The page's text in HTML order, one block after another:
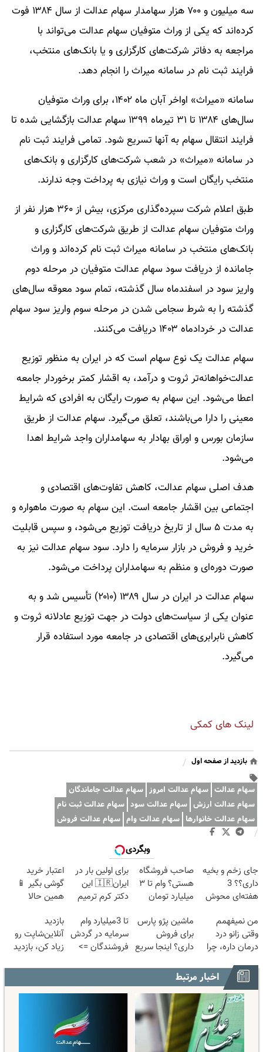
سه میلیون و ۷۰۰ هزار سهامدار سهام عدالت از سال ۱۳۸۴ فوت
کرده‌اند که یکی از وراث متوفیان سهام عدالت می‌تواند با
مراجعه به دفاتر شرکت‌های کارگزاری و یا بانک‌های منتخب،
فرایند ثبت نام در سامانه میراث را انجام دهد.
سامانه «میراث» اواخر آبان ماه ۱۴۰۲، برای وراث متوفیان
سال‌های ۱۳۸۴ تا ۳۱ تیرماه ۱۳۹۹ سهام عدالت بازگشایی شده تا
فرایند انتقال سهام به آنها تسریع شود. تمامی فرایند ثبت نام
در سامانه «میراث» در شعب شرکت‌های کارگزاری و بانک‌های
منتخب رایگان است و وراث نیازی به پرداخت وجه ندارند.
طبق اعلام شرکت سپرده‌گذاری مرکزی، بیش از ۳۶۰ هزار نفر از
وراث متوفیان سهام عدالت از طریق شرکت‌های کارگزاری و
بانک‌های منتخب در سامانه میراث ثبت نام کرده‌اند و وراث
جامانده از دریافت سود سهام عدالت متوفیان در مرحله دوم
واریز سود در اسفندماه سال گذشته، تمام سود معوقه سال‌های
گذشته را به شرط سجامی شدن در مرحله سوم واریز سود سهام
عدالت در خردادماه ۱۴۰۳ دریافت می‌کنند.
سهام عدالت یک نوع سهام است که در ایران به منظور توزیع
عدالت‌خواهانه‌تر ثروت و درآمد، به اقشار کمتر برخوردار جامعه
اعطا می‌شود. این سهام به صورت رایگان به افرادی که شرایط
معینی را دارا می‌باشند، تعلق می‌گیرد. سهام عدالت از طریق
سازمان بورس و اوراق بهادار به سهامداران واجد شرایط اهدا
می‌شود.
هدف اصلی سهام عدالت، کاهش تفاوت‌های اقتصادی و
اجتماعی بین اقشار جامعه است. این سهام به صورت ماهواره و
به مدت ۵ سال از تاریخ دریافت توزیع می‌شود، و سپس قابلیت
خرید و فروش در بازار سرمایه را دارد. سود سهام عدالت نیز به
صورت دوره‌ای و منظم به سهامداران پرداخت می‌شود.
سهام عدالت در ایران در سال ۱۳۸۹ (۲۰۱۰) تأسیس شد و به
عنوان یکی از سیاست‌های دولت در جهت توزیع عادلانه ثروت و
کاهش نابرابری‌های اقتصادی در جامعه مورد استفاده قرار
می‌گیرد.
لینک های کمکی
بازدید از صفحه اول /
سهام عدالت سهام عدالت امروز سهام عدالت جاماندگان
سهام عدالت ارزش سهام عدالت سود سهام عدالت ثبت نام
سهام عدالت خانوارها سهام عدالت وام سهام عدالت فروش
/
وبگردی
جای زخم و بخیه
داری؟؟ 3
هفته‌ای محوش
صاحب فروشگاه
هستی؟ وام تا ۳
میلیارد تومان
برای اولین بار در
ایران🇮🇷 این
دکتر کرم ترمیم
ساخت!
اعتبار خرید
گوشی بگیر 📱
همین حالا
بده 🎯
من نمیفهمم
وقتی زانو درد
درمان داره، چرا
تحمل میکنی؟❗
ماشین پژو پارس
برای فروش
داری؟ اینجا سریع
تا 3میلیارد وام
سرمایه در گردش
فروشندگان =>
بازدید
آنلاین‌شاپت رو
زیاد کن، بازدید
اخبار مرتبط